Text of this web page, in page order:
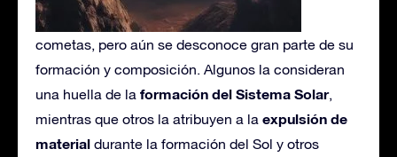
cometas, pero aún se desconoce gran parte de su
formación y composición. Algunos la consideran
una huella de la formación del Sistema Solar,
mientras que otros la atribuyen a la expulsión de
material durante la formación del Sol y otros